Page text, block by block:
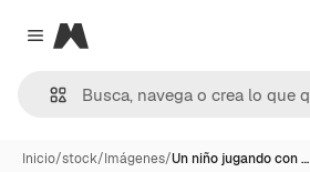
Close menu
Magnific
Inicio/stock/Imágenes/Un niño jugando con …